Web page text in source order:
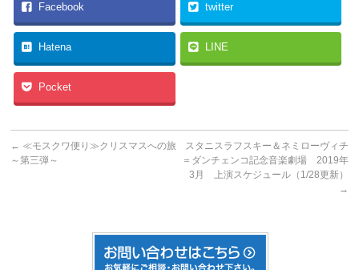
Facebook twitter
Hatena LINE
Pocket
← ≪モスクワ便り≫クリスマスへの旅
～第三弾～
スタニスラフスキー＆ネミローヴィチ
＝ダンチェンコ記念音楽劇場 2019年
3月 上演スケジュール（1/28更新）
→